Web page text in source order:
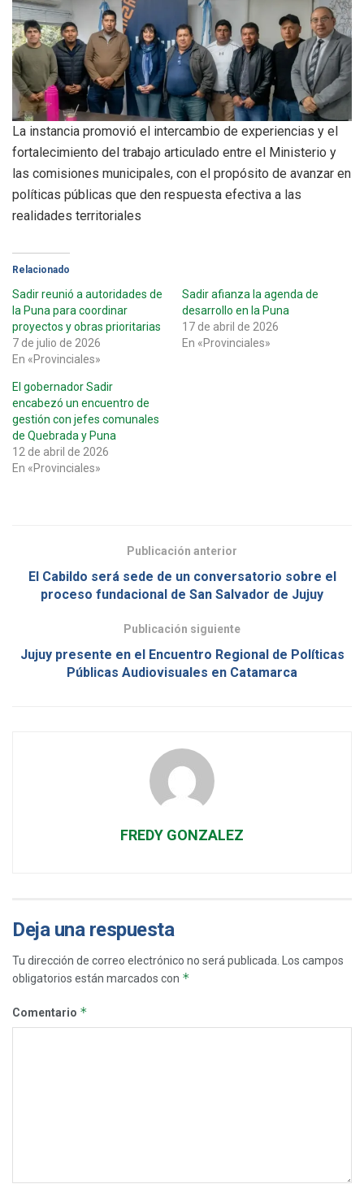
La instancia promovió el intercambio de experiencias y el
fortalecimiento del trabajo articulado entre el Ministerio y
las comisiones municipales, con el propósito de avanzar en
políticas públicas que den respuesta efectiva a las
realidades territoriales
Relacionado
Sadir reunió a autoridades de
la Puna para coordinar
proyectos y obras prioritarias
7 de julio de 2026
En «Provinciales»
Sadir afianza la agenda de
desarrollo en la Puna
17 de abril de 2026
En «Provinciales»
El gobernador Sadir
encabezó un encuentro de
gestión con jefes comunales
de Quebrada y Puna
12 de abril de 2026
En «Provinciales»
Publicación anterior
El Cabildo será sede de un conversatorio sobre el
proceso fundacional de San Salvador de Jujuy
Publicación siguiente
Jujuy presente en el Encuentro Regional de Políticas
Públicas Audiovisuales en Catamarca
FREDY GONZALEZ
Deja una respuesta
Tu dirección de correo electrónico no será publicada. Los campos
obligatorios están marcados con *
Comentario *